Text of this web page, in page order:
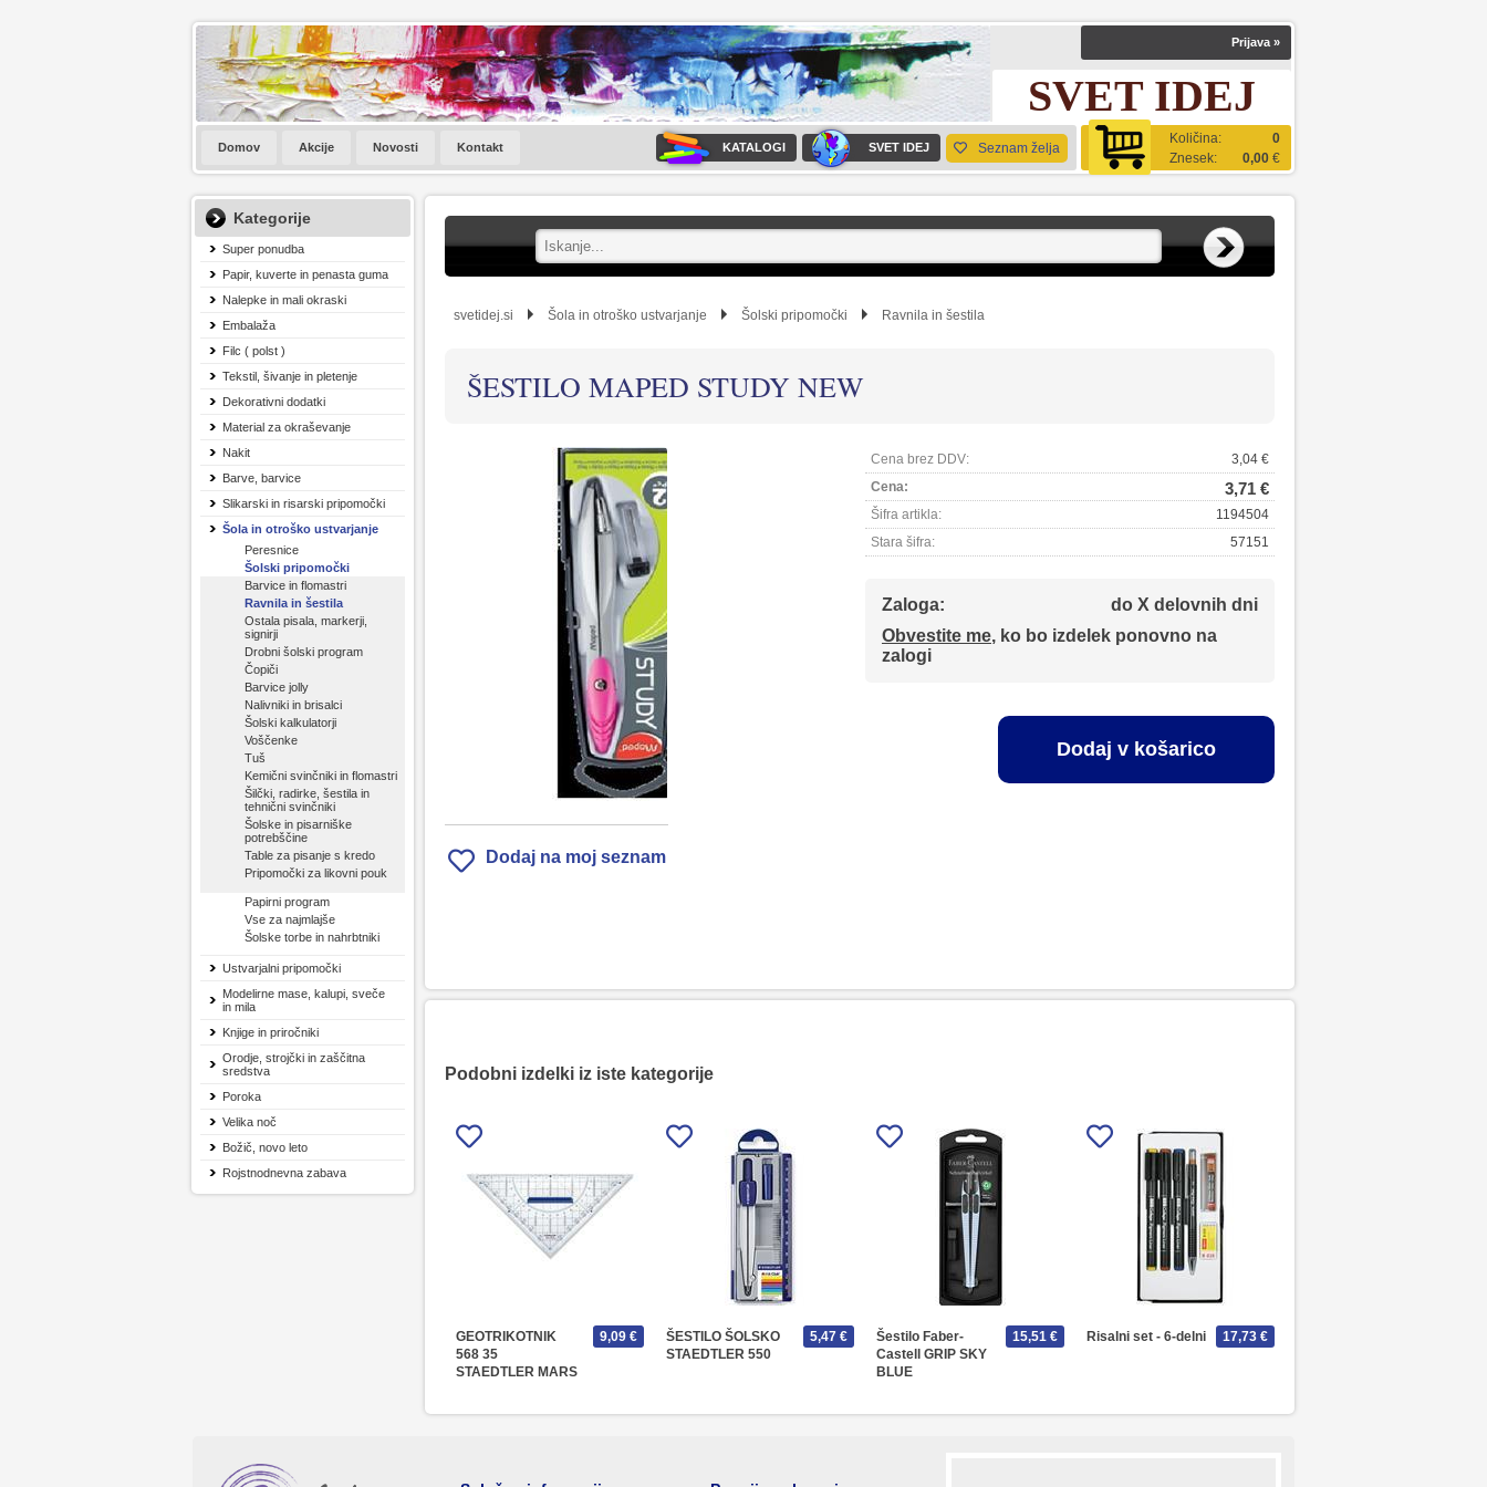
Prijava »
SVET IDEJ
Količina:
0
Znesek:
0,00 €
Domov Akcije Novosti Kontakt KATALOGI SVET IDEJ Seznam želja
Kategorije
Super ponudba
Papir, kuverte in penasta guma
Nalepke in mali okraski
Embalaža
Filc ( polst )
Tekstil, šivanje in pletenje
Dekorativni dodatki
Material za okraševanje
Nakit
Barve, barvice
Slikarski in risarski pripomočki
Šola in otroško ustvarjanje
Peresnice
Šolski pripomočki
Barvice in flomastri
Ravnila in šestila
Ostala pisala, markerji,
signirji
Drobni šolski program
Čopiči
Barvice jolly
Nalivniki in brisalci
Šolski kalkulatorji
Voščenke
Tuš
Kemični svinčniki in flomastri
Šilčki, radirke, šestila in
tehnični svinčniki
Šolske in pisarniške
potrebščine
Table za pisanje s kredo
Pripomočki za likovni pouk
Papirni program
Vse za najmlajše
Šolske torbe in nahrbtniki
Ustvarjalni pripomočki
Modelirne mase, kalupi, sveče
in mila
Knjige in priročniki
Orodje, strojčki in zaščitna
sredstva
Poroka
Velika noč
Božič, novo leto
Rojstnodnevna zabava
svetidej.si Šola in otroško ustvarjanje Šolski pripomočki Ravnila in šestila
ŠESTILO MAPED STUDY NEW
Dodaj na moj seznam
Cena brez DDV:
3,04 €
Cena:
3,71 €
Šifra artikla:
1194504
Stara šifra:
57151
Zaloga:
do X delovnih dni
Obvestite me, ko bo izdelek ponovno na
zalogi
Dodaj v košarico
Podobni izdelki iz iste kategorije
GEOTRIKOTNIK
568 35
STAEDTLER MARS
9,09 €
ŠESTILO ŠOLSKO
STAEDTLER 550
5,47 €
Šestilo Faber-
Castell GRIP SKY
BLUE
15,51 € Risalni set - 6-delni 17,73 €